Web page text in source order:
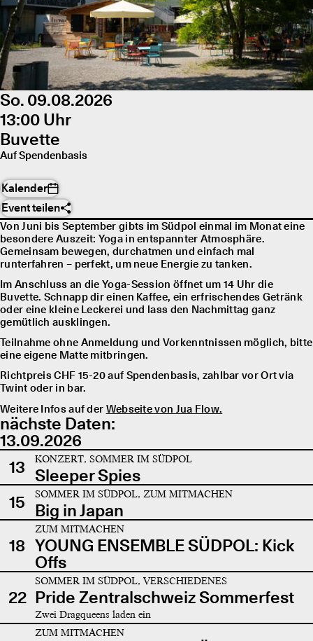
So. 09.08.2026
13:00 Uhr
Buvette
Auf Spendenbasis
Kalender
Event teilen
Von Juni bis September gibts im Südpol einmal im Monat eine
besondere Auszeit: Yoga in entspannter Atmosphäre.
Gemeinsam bewegen, durchatmen und einfach mal
runterfahren – perfekt, um neue Energie zu tanken.
Im Anschluss an die Yoga-Session öffnet um 14 Uhr die
Buvette. Schnapp dir einen Kaffee, ein erfrischendes Getränk
oder eine kleine Leckerei und lass den Nachmittag ganz
gemütlich ausklingen.
Teilnahme ohne Anmeldung und Vorkenntnissen möglich, bitte
eine eigene Matte mitbringen.
Richtpreis CHF 15-20 auf Spendenbasis, zahlbar vor Ort via
Twint oder in bar.
Weitere Infos auf der Webseite von Jua Flow.
nächste Daten:
13.09.2026
13
KONZERT, SOMMER IM SÜDPOL
Sleeper Spies
15
SOMMER IM SÜDPOL, ZUM MITMACHEN
Big in Japan
18
ZUM MITMACHEN
YOUNG ENSEMBLE SÜDPOL: Kick
Offs
22
SOMMER IM SÜDPOL, VERSCHIEDENES
Pride Zentralschweiz Sommerfest
Zwei Dragqueens laden ein
ZUM MITMACHEN